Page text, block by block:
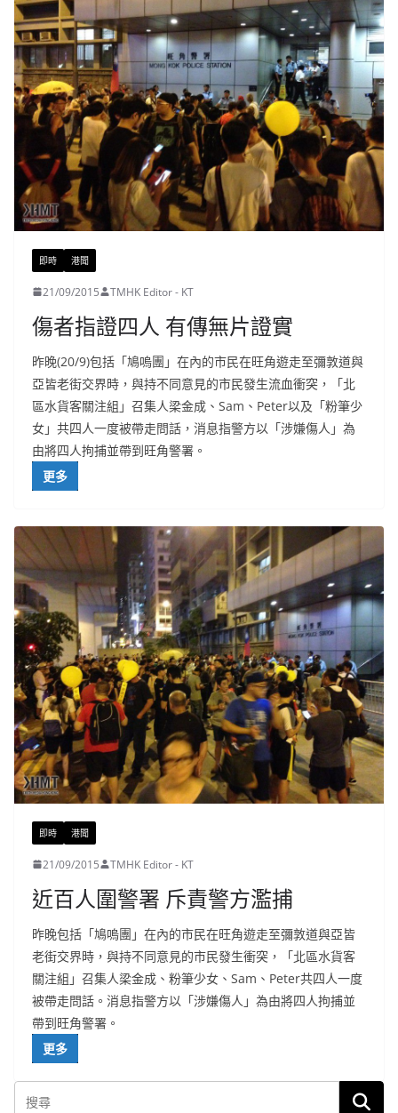
即時 港聞
21/09/2015 TMHK Editor - KT
傷者指證四人 有傳無片證實
昨晚(20/9)包括「鳩嗚團」在內的市民在旺角遊走至彌敦道與
亞皆老街交界時，與持不同意見的市民發生流血衝突，「北
區水貨客關注組」召集人梁金成、Sam、Peter以及「粉筆少
女」共四人一度被帶走問話，消息指警方以「涉嫌傷人」為
由將四人拘捕並帶到旺角警署。
更多
即時 港聞
21/09/2015 TMHK Editor - KT
近百人圍警署 斥責警方濫捕
昨晚包括「鳩嗚團」在內的市民在旺角遊走至彌敦道與亞皆
老街交界時，與持不同意見的市民發生衝突，「北區水貨客
關注組」召集人梁金成、粉筆少女、Sam、Peter共四人一度
被帶走問話。消息指警方以「涉嫌傷人」為由將四人拘捕並
帶到旺角警署。
更多